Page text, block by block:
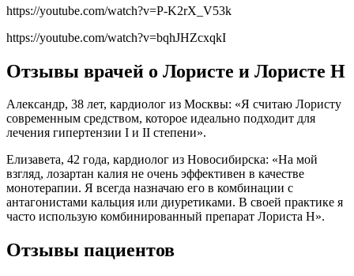
https://youtube.com/watch?v=P-K2rX_V53k
https://youtube.com/watch?v=bqhJHZcxqkI
Отзывы врачей о Лористе и Лористе Н
Александр, 38 лет, кардиолог из Москвы: «Я считаю Лористу
современным средством, которое идеально подходит для
лечения гипертензии I и II степени».
Елизавета, 42 года, кардиолог из Новосибирска: «На мой
взгляд, лозартан калия не очень эффективен в качестве
монотерапии. Я всегда назначаю его в комбинации с
антагонистами кальция или диуретиками. В своей практике я
часто использую комбинированный препарат Лориста Н».
Отзывы пациентов